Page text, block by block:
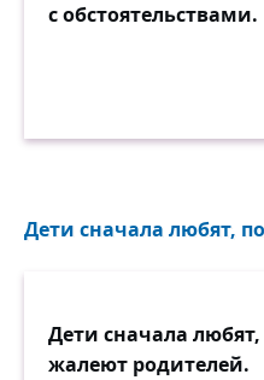
с обстоятельствами.
Дети сначала любят,
Дети сначала
жалеют родителей.